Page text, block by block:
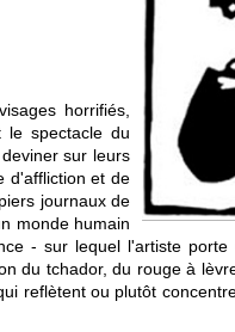
horrifiés,
le spectacle du
sur leurs
d'affliction et de
journaux de
monde humain
- sur lequel l'artiste
du tchador, du rouge à
reflètent ou plutôt